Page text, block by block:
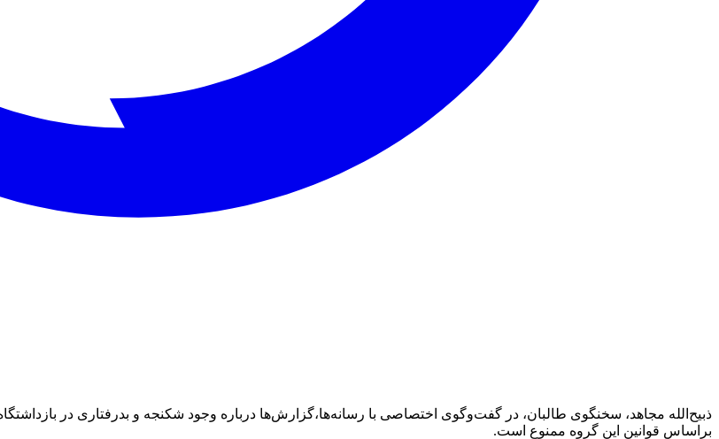
ذبیح‌الله مجاهد، سخنگوی طالبان، در گفت‌وگوی اختصاصی با رسانه‌ها،گزارش‌ها درباره وجود شکنجه و بدرفتاری در
براساس قوانین این گروه ممنوع است.